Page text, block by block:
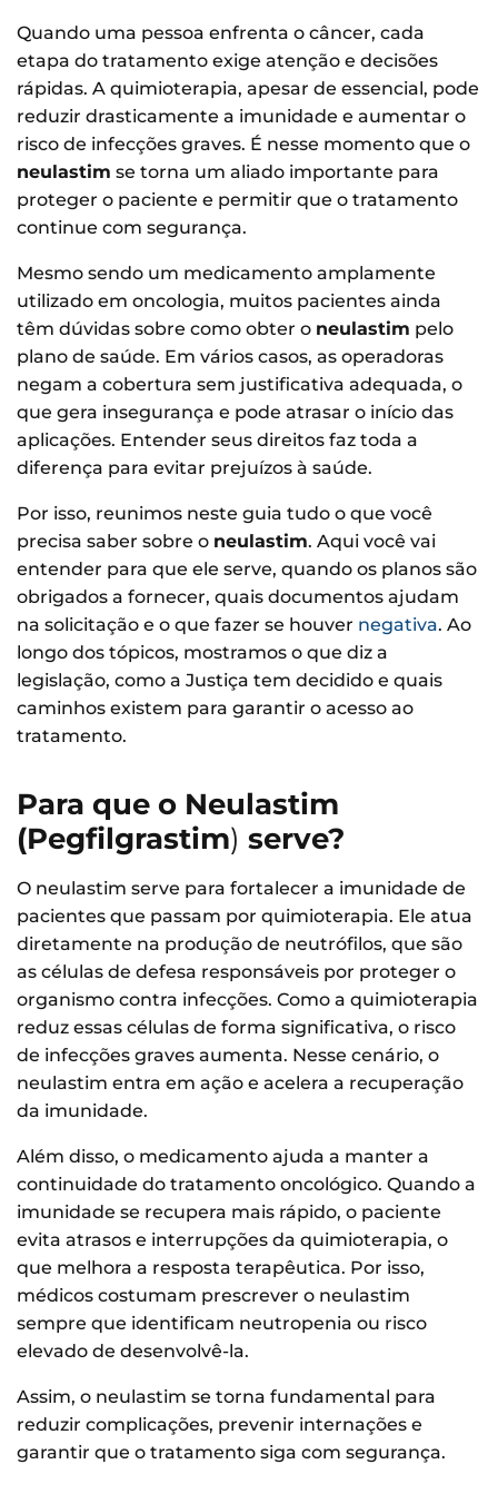
Quando uma pessoa enfrenta o câncer, cada
etapa do tratamento exige atenção e decisões
rápidas. A quimioterapia, apesar de essencial, pode
reduzir drasticamente a imunidade e aumentar o
risco de infecções graves. É nesse momento que o
neulastim se torna um aliado importante para
proteger o paciente e permitir que o tratamento
continue com segurança.
Mesmo sendo um medicamento amplamente
utilizado em oncologia, muitos pacientes ainda
têm dúvidas sobre como obter o neulastim pelo
plano de saúde. Em vários casos, as operadoras
negam a cobertura sem justificativa adequada, o
que gera insegurança e pode atrasar o início das
aplicações. Entender seus direitos faz toda a
diferença para evitar prejuízos à saúde.
Por isso, reunimos neste guia tudo o que você
precisa saber sobre o neulastim. Aqui você vai
entender para que ele serve, quando os planos são
obrigados a fornecer, quais documentos ajudam
na solicitação e o que fazer se houver negativa. Ao
longo dos tópicos, mostramos o que diz a
legislação, como a Justiça tem decidido e quais
caminhos existem para garantir o acesso ao
tratamento.
Para que o Neulastim
(Pegfilgrastim) serve?
O neulastim serve para fortalecer a imunidade de
pacientes que passam por quimioterapia. Ele atua
diretamente na produção de neutrófilos, que são
as células de defesa responsáveis por proteger o
organismo contra infecções. Como a quimioterapia
reduz essas células de forma significativa, o risco
de infecções graves aumenta. Nesse cenário, o
neulastim entra em ação e acelera a recuperação
da imunidade.
Além disso, o medicamento ajuda a manter a
continuidade do tratamento oncológico. Quando a
imunidade se recupera mais rápido, o paciente
evita atrasos e interrupções da quimioterapia, o
que melhora a resposta terapêutica. Por isso,
médicos costumam prescrever o neulastim
sempre que identificam neutropenia ou risco
elevado de desenvolvê-la.
Assim, o neulastim se torna fundamental para
reduzir complicações, prevenir internações e
garantir que o tratamento siga com segurança.